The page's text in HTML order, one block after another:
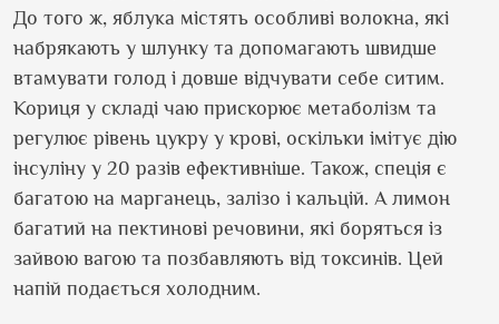
До того ж, яблука містять особливі волокна, які
набрякають у шлунку та допомагають швидше
втамувати голод і довше відчувати себе ситим.
Кориця у складі чаю прискорює метаболізм та
регулює рівень цукру у крові, оскільки імітує дію
інсуліну у 20 разів ефективніше. Також, спеція є
багатою на марганець, залізо і кальцій. А лимон
багатий на пектинові речовини, які боряться із
зайвою вагою та позбавляють від токсинів. Цей
напій подається холодним.